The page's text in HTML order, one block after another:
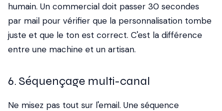
humain. Un commercial doit passer 30 secondes
par mail pour vérifier que la personnalisation tombe
juste et que le ton est correct. C'est la différence
entre une machine et un artisan.
6. Séquençage multi-canal
Ne misez pas tout sur l'email. Une séquence